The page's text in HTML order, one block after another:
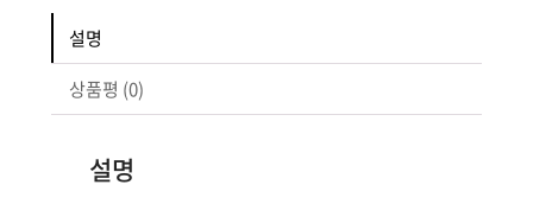
증
시
설명
상품평 (0)
설명